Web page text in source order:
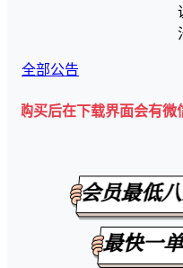
全部公告
载界面会有微信售后客服